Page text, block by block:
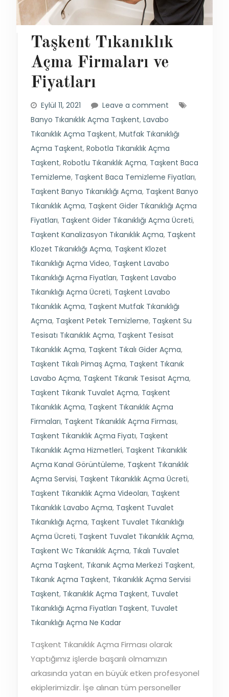
Taşkent Tıkanıklık
Açma Firmaları ve
Fiyatları
Eylül 11, 2021
Leave a comment
Banyo Tıkanıklık Açma Taşkent, Lavabo
Tıkanıklık Açma Taşkent, Mutfak Tıkanıklığı
Açma Taşkent, Robotla Tıkanıklık Açma
Taşkent, Robotlu Tıkanıklık Açma, Taşkent Baca
Temizleme, Taşkent Baca Temizleme Fiyatları,
Taşkent Banyo Tıkanıklığı Açma, Taşkent Banyo
Tıkanıklık Açma, Taşkent Gider Tıkanıklığı Açma
Fiyatları, Taşkent Gider Tıkanıklığı Açma Ücreti,
Taşkent Kanalizasyon Tıkanıklık Açma, Taşkent
Klozet Tıkanıklığı Açma, Taşkent Klozet
Tıkanıklığı Açma Video, Taşkent Lavabo
Tıkanıklığı Açma Fiyatları, Taşkent Lavabo
Tıkanıklığı Açma Ücreti, Taşkent Lavabo
Tıkanıklık Açma, Taşkent Mutfak Tıkanıklığı
Açma, Taşkent Petek Temizleme, Taşkent Su
Tesisatı Tıkanıklık Açma, Taşkent Tesisat
Tıkanıklık Açma, Taşkent Tıkalı Gider Açma,
Taşkent Tıkalı Pimaş Açma, Taşkent Tıkanık
Lavabo Açma, Taşkent Tıkanık Tesisat Açma,
Taşkent Tıkanık Tuvalet Açma, Taşkent
Tıkanıklık Açma, Taşkent Tıkanıklık Açma
Firmaları, Taşkent Tıkanıklık Açma Firması,
Taşkent Tıkanıklık Açma Fiyatı, Taşkent
Tıkanıklık Açma Hizmetleri, Taşkent Tıkanıklık
Açma Kanal Görüntüleme, Taşkent Tıkanıklık
Açma Servisi, Taşkent Tıkanıklık Açma Ücreti,
Taşkent Tıkanıklık Açma Videoları, Taşkent
Tıkanıklık Lavabo Açma, Taşkent Tuvalet
Tıkanıklığı Açma, Taşkent Tuvalet Tıkanıklığı
Açma Ücreti, Taşkent Tuvalet Tıkanıklık Açma,
Taşkent Wc Tıkanıklık Açma, Tıkalı Tuvalet
Açma Taşkent, Tıkanık Açma Merkezi Taşkent,
Tıkanık Açma Taşkent, Tıkanıklık Açma Servisi
Taşkent, Tıkanıklık Açma Taşkent, Tuvalet
Tıkanıklığı Açma Fiyatları Taşkent, Tuvalet
Tıkanıklığı Açma Ne Kadar
Taşkent Tıkanıklık Açma Firması olarak
Yaptığımız işlerde başarılı olmamızın
arkasında yatan en büyük etken profesyonel
ekiplerimizdir. İşe alınan tüm personeller